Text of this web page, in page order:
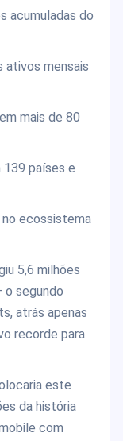
acumuladas do
ativos mensais
mais de 80
países e
ecossistema
5,6 milhões
segundo
atrás apenas
recorde para
este
da história
com